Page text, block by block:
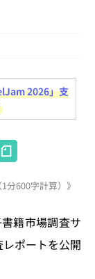
2026」支
分600字計算）》
籍市場調査サ
ポートを公開